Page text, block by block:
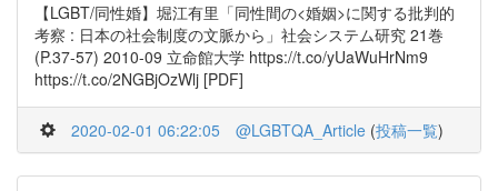
【LGBT/同性婚】堀江有里「同性間の<婚姻>に関する批判的
考察 : 日本の社会制度の文脈から」社会システム研究 21巻
(P.37-57) 2010-09 立命館大学 https://t.co/yUaWuHrNm9
https://t.co/2NGBjOzWlj [PDF]
2020-02-01 06:22:05 @LGBTQA_Article (投稿一覧)